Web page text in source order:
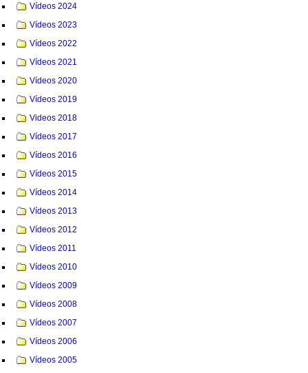
Vídeos 2024
Vídeos 2023
Vídeos 2022
Vídeos 2021
Vídeos 2020
Vídeos 2019
Videos 2018
Vídeos 2017
Vídeos 2016
Vídeos 2015
Vídeos 2014
Vídeos 2013
Vídeos 2012
Vídeos 2011
Vídeos 2010
Vídeos 2009
Vídeos 2008
Vídeos 2007
Vídeos 2006
Vídeos 2005